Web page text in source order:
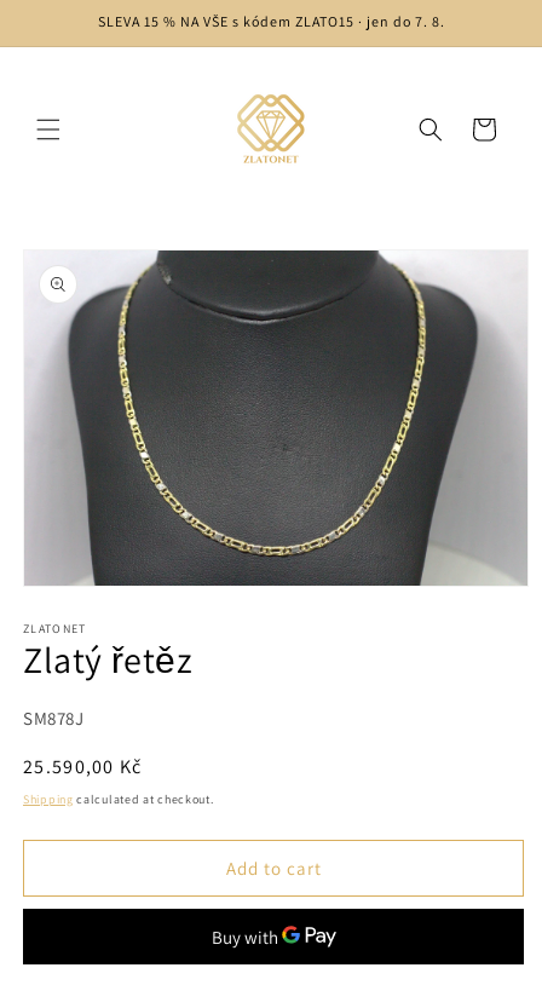
SLEVA 15 % NA VŠE s kódem ZLATO15 · jen do 7. 8.
Cart
product
information
1
in
modal
ZLATONET
Zlatý řetěz
SKU:
SM878J
Regular
price
25.590,00 Kč
Shipping calculated at checkout.
Add to cart